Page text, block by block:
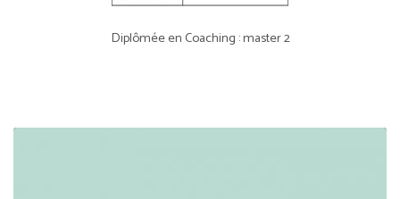
Diplômée en Coaching : master 2